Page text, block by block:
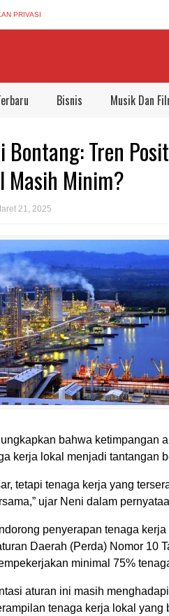
PRIVASI
Bisnis Musik Dan
Bontang: Tren
Masih Minim?
21, 2025
bahwa ketimpangan
kerja lokal menjadi tantangan
tetapi tenaga kerja yang
ujar Neni dalam
penyerapan tenaga
Daerah (Perda) Nomor 10
minimal 75%
aturan ini masih
tenaga kerja lokal